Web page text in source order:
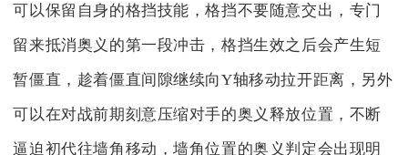
可以保留自身的格挡技能，格挡不要随意交出，专门
留来抵消奥义的第一段冲击，格挡生效之后会产生短
暂僵直，趁着僵直间隙继续向Y轴移动拉开距离，另外
可以在对战前期刻意压缩对手的奥义释放位置，不断
逼迫初代往墙角移动，墙角位置的奥义判定会出现明